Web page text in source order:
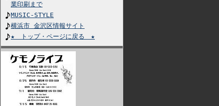
業印刷まで
MUSIC-STYLE
横浜市 金沢区情報サイト
★ トップ・ページに戻る ★